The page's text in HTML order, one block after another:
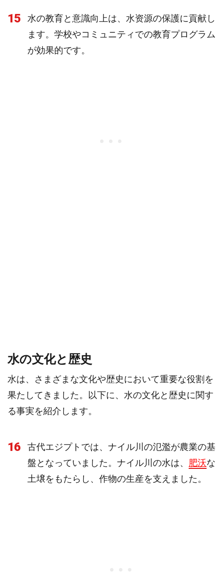
15
水の教育と意識向上は、水资源の保護に貢献し
ます。学校やコミュニティでの教育プログラム
が効果的です。
水の文化と歴史
水は、さまざまな文化や歴史において重要な役割を
果たしてきました。以下に、水の文化と歴史に関す
る事実を紹介します。
16
古代エジプトでは、ナイル川の氾濫が農業の基
盤となっていました。ナイル川の水は、 肥沃な
土壌をもたらし、作物の生産を支えました。